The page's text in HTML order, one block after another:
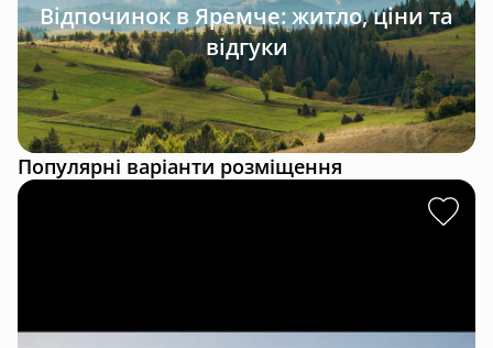
Відпочинок в Яремче: житло, ціни та
відгуки
Популярні варіанти розміщення